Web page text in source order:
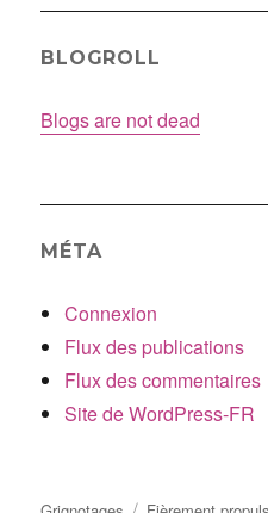
BLOGROLL
Blogs are not dead
MÉTA
Connexion
Flux des publications
Flux des commentaires
Site de WordPress-FR